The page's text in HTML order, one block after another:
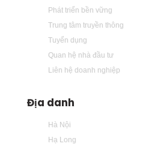
Phát triển bền vững
Trung tâm truyền thông
Tuyển dụng
Quan hệ nhà đầu tư
Liên hệ doanh nghiệp
Địa danh
Hà Nội
Hạ Long